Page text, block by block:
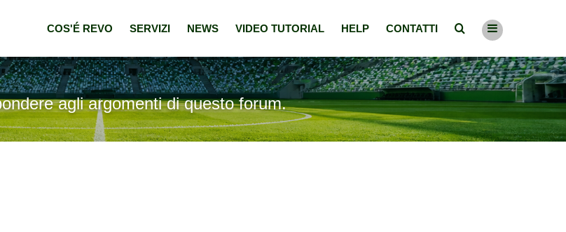
COS'É REVO SERVIZI NEWS VIDEO TUTORIAL HELP CONTATTI
agli argomenti di questo forum.